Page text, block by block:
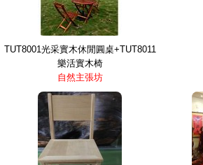
TUT8001光采實木休閒圓桌+TUT8011
樂活實木椅
自然主張坊